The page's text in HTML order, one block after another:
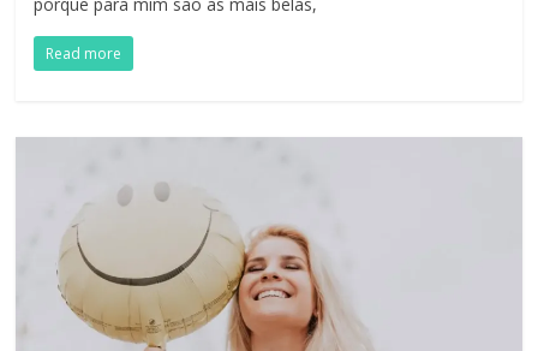
porque para mim são as mais belas,
Read more